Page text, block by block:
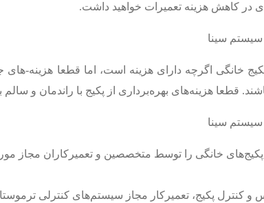
در کاهش هزینه تعمیرات خواهید داشت.
خانگی اگرچه دارای هزینه است، اما قطعا
قطعا هزینه‌های بهره‌برداری از پکیج با راندمان و
خانگی را توسط متخصصین و تعمیرکاران مجاز
و کنترل پکیج، تعمیرکار مجاز سیستم‌های کنترلی